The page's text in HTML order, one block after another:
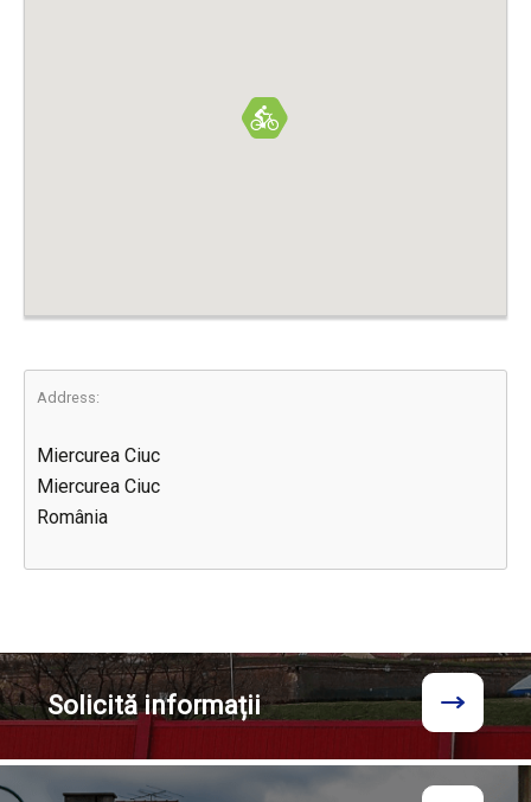
Address:
Miercurea Ciuc
Miercurea Ciuc
România
Solicităinformații